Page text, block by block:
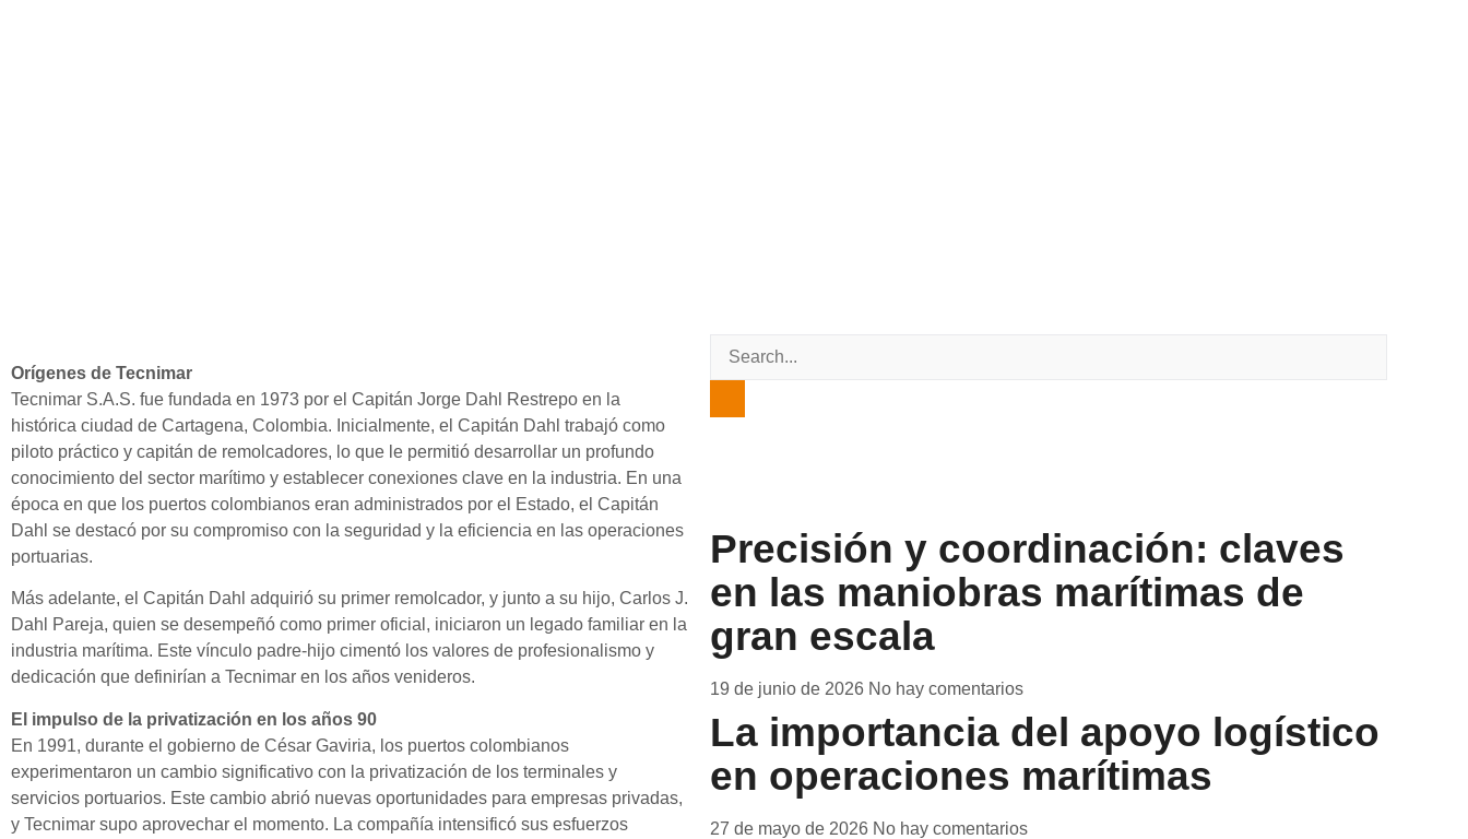
Orígenes de Tecnimar
Tecnimar S.A.S. fue fundada en 1973 por el Capitán Jorge Dahl Restrepo en la
histórica ciudad de Cartagena, Colombia. Inicialmente, el Capitán Dahl trabajó como
piloto práctico y capitán de remolcadores, lo que le permitió desarrollar un profundo
conocimiento del sector marítimo y establecer conexiones clave en la industria. En una
época en que los puertos colombianos eran administrados por el Estado, el Capitán
Dahl se destacó por su compromiso con la seguridad y la eficiencia en las operaciones
portuarias.
Más adelante, el Capitán Dahl adquirió su primer remolcador, y junto a su hijo, Carlos J.
Dahl Pareja, quien se desempeñó como primer oficial, iniciaron un legado familiar en la
industria marítima. Este vínculo padre-hijo cimentó los valores de profesionalismo y
dedicación que definirían a Tecnimar en los años venideros.
El impulso de la privatización en los años 90
En 1991, durante el gobierno de César Gaviria, los puertos colombianos
experimentaron un cambio significativo con la privatización de los terminales y
servicios portuarios. Este cambio abrió nuevas oportunidades para empresas privadas,
y Tecnimar supo aprovechar el momento. La compañía intensificó sus esfuerzos
Precisión y coordinación: claves
en las maniobras marítimas de
gran escala
19 de junio de 2026 No hay comentarios
La importancia del apoyo logístico
en operaciones marítimas
27 de mayo de 2026 No hay comentarios